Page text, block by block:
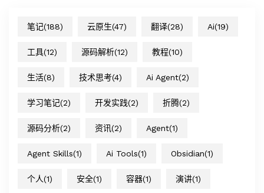
笔记(188) 云原生(47) 翻译(28) Ai(19)
工具(12) 源码解析(12) 教程(10)
生活(8) 技术思考(4) Ai Agent(2)
学习笔记(2) 开发实践(2) 折腾(2)
源码分析(2) 资讯(2) Agent(1)
Agent Skills(1) Ai Tools(1) Obsidian(1)
个人(1) 安全(1) 容器(1) 演讲(1)